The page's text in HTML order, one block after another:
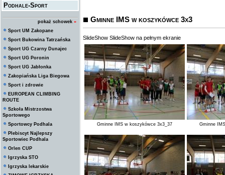
Podhale-Sport
pokaż schowek »
Sport UM Zakopane
Sport Bukowina Tatrzańska
Sport UG Czarny Dunajec
Sport UG Poronin
Sport UG Jabłonka
Zakopiańska Liga Biegowa
Sport i zdrowie
EUROPEAN CLIMBING
ROUTE
Szkoła Mistrzostwa
Sportowego
Sportowcy Podhala
Plebiscyt Najlepszy
Sportowiec Podhala
Orlen CUP
Igrzyska STO
Igrzyska lekarskie
Gminne IMS w koszykówce 3x3
SlideShow SlideShow na pełnym ekranie
Gminne IMS w koszykówce 3x3_37 Gminne